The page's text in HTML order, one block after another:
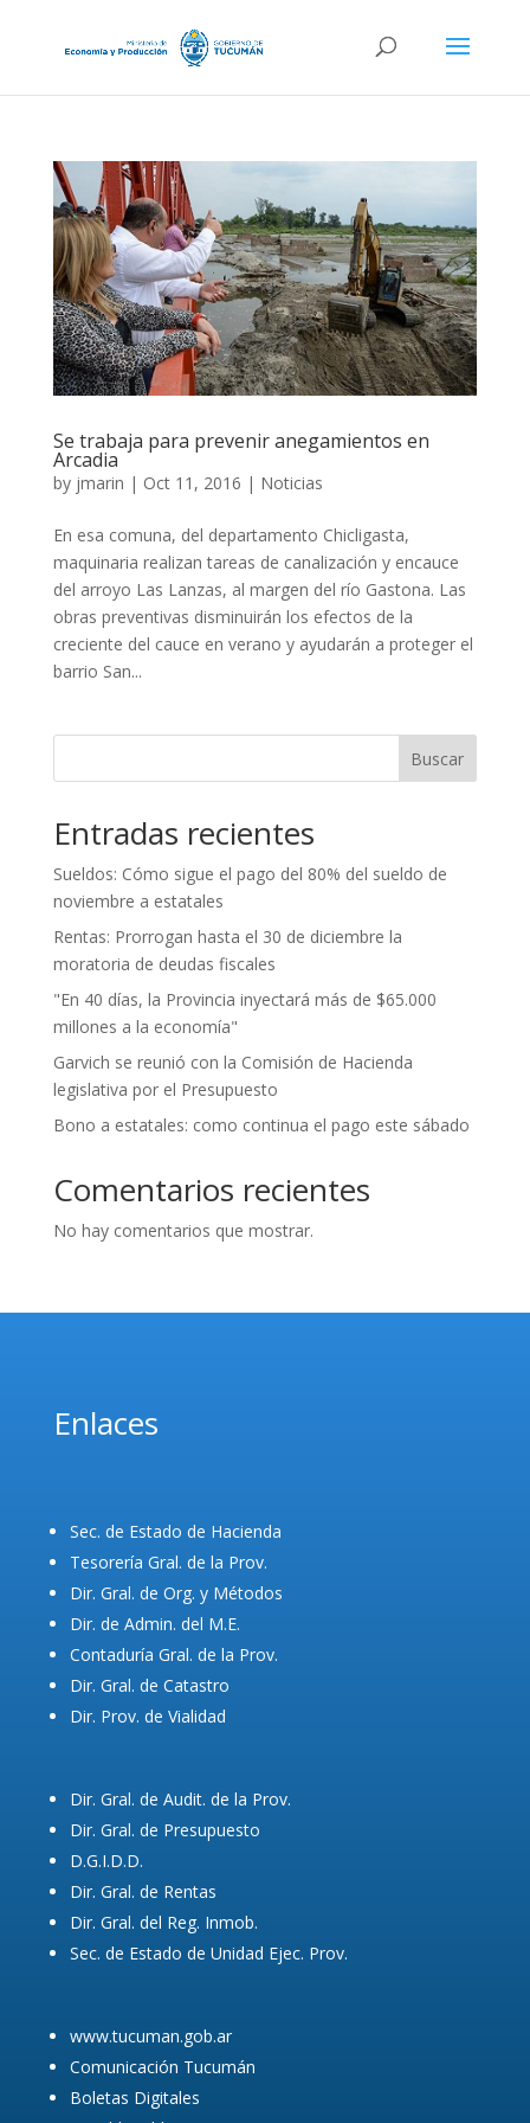
Se trabaja para prevenir anegamientos en
Arcadia
by jmarin | Oct 11, 2016 | Noticias
En esa comuna, del departamento Chicligasta,
maquinaria realizan tareas de canalización y encauce
del arroyo Las Lanzas, al margen del río Gastona. Las
obras preventivas disminuirán los efectos de la
creciente del cauce en verano y ayudarán a proteger el
barrio San...
Buscar
Entradas recientes
Sueldos: Cómo sigue el pago del 80% del sueldo de
noviembre a estatales
Rentas: Prorrogan hasta el 30 de diciembre la
moratoria de deudas fiscales
"En 40 días, la Provincia inyectará más de $65.000
millones a la economía"
Garvich se reunió con la Comisión de Hacienda
legislativa por el Presupuesto
Bono a estatales: como continua el pago este sábado
Comentarios recientes
No hay comentarios que mostrar.
Enlaces
Sec. de Estado de Hacienda
Tesorería Gral. de la Prov.
Dir. Gral. de Org. y Métodos
Dir. de Admin. del M.E.
Contaduría Gral. de la Prov.
Dir. Gral. de Catastro
Dir. Prov. de Vialidad
Dir. Gral. de Audit. de la Prov.
Dir. Gral. de Presupuesto
D.G.I.D.D.
Dir. Gral. de Rentas
Dir. Gral. del Reg. Inmob.
Sec. de Estado de Unidad Ejec. Prov.
www.tucuman.gob.ar
Comunicación Tucumán
Boletas Digitales